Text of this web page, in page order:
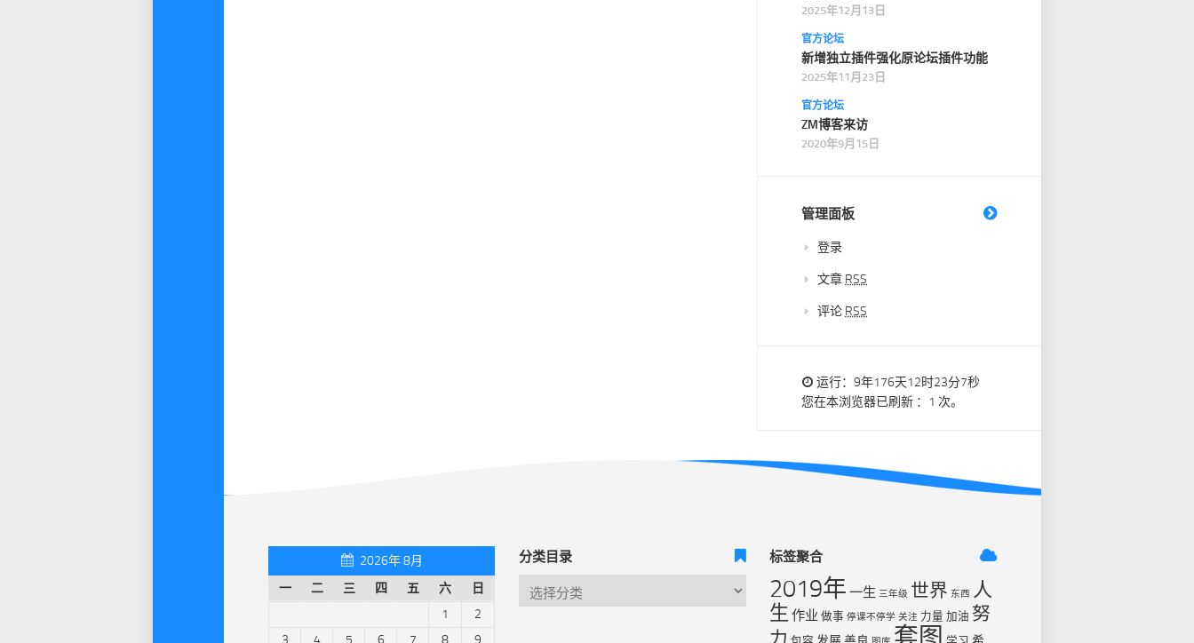
2025年12月13日
官方论坛
新增独立插件强化原论坛插件功能
2025年11月23日
官方论坛
ZM博客来访
2020年9月15日
管理面板
登录
文章 RSS
评论 RSS
运行：9年176天12时23分7秒
您在本浏览器已刷新 ：1 次。
2026年 8月
一
二 三 四 五 六
日
1
2
3
4 5 6 7 8 9
分类目录 标签聚合
2019年 一生 三年级 世界 东西 人
生 作业 做事 停课不停学 关注 力量 加油 努
力
套图